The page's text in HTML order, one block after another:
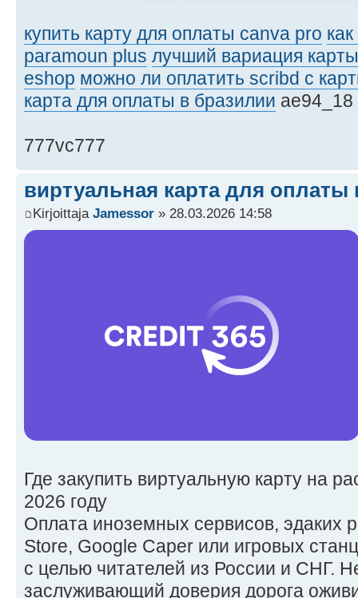
купить карту для оплаты canva pro
paramoun plus лучший вариация
eshop можно ли оплатить scribd с
карта для оплаты в бразилии ae94_18
777vc777
виртуальная карта для оплаты
Kirjoittaja Jamessor » 28.03.2026 14:58
Где закупить виртуальную карту на
2026 году
Оплата иноземных сервисов, эдаких
Store, Google Caper или игровых
с целью читателей из России и СНГ.
заслуживающий доверия дорога